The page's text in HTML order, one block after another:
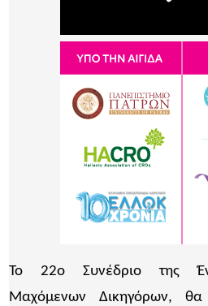
Το 22ο Συνέδριο της
Μαχόμενων Δικηγόρων, θα